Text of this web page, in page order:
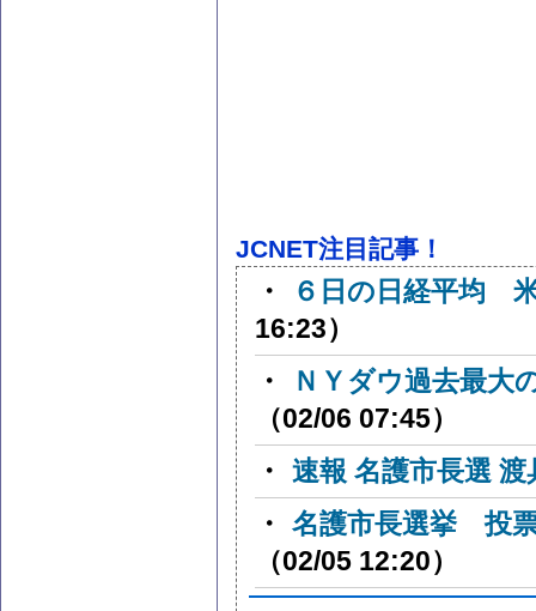
JCNET注目記事！
・
６日の日経平均
16:23）
・
ＮＹダウ過去最
（02/06 07:45）
・ 速報 名護市長選
・ 名護市長選挙 投
（02/05 12:20）